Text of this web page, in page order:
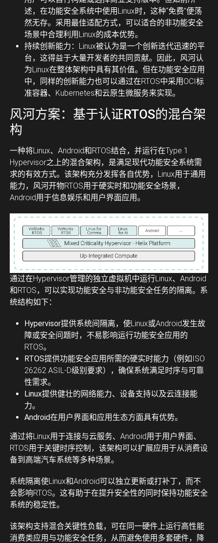
述，在功能安全系统中使用Linux时，这种“免费”便荡
然无存。采用最佳适配方式，可以适合的非功能安全
场景中合理利用Linux的成本优势。
持续创新能力： Linux被认为是一个创新迭代迅速的平
台，这得益于大量开发者的共同贡献。因此，风河认
为Linux在整体架构中具有其价值。但在功能安全应用
中，同样的创新能力也可以通过在RTOS中采用OCI标
准容器、Kubernetes和云原生微服务来实现。
风河方案：基于认证RTOS的混合架
构
一种将Linux、Android和RTOS结合，并运行在Type 1
Hypervisor之上的混合架构，是满足现代功能安全系统需
求的有效方式。该架构充分发挥各自优势，Linux用于通用
能力，风河开物RTOS用于硬实时和功能安全场景，
Android用于信息娱乐和用户界面应用。
通过在Hypervisor管理的独立虚拟机中运行Linux、Android
和RTOS，可以实现功能安全与非功能安全任务的隔离。系
统结构如下：
Hypervisor提供系统间隔离，使Linux或Android发生故
障或安全问题时，不易影响运行功能安全应用的
RTOS。
RTOS提供功能安全应用所需的硬实时能力（例如ISO
26262 ASIL-D级别要求），确保系统满足时序与可靠
性需求。
Linux提供健壮的网络能力、设备支持以及云连接能
力。
Android在用户界面和应用生态方面具有优势。
通过将Linux用于连接与云服务、Android用于用户界面、
RTOS用于关键时序控制，该架构可以扩展应用于从消费设
备到高端汽车系统等多种场景。
系统隔离使Linux和Android可以独立更新或打补丁，而不
会影响RTOS。这有助于在提升安全性的同时保持功能安全
系统的稳定性。
该架构支持混合关键性负载，可在同一硬件上运行高性能
消费类应用与功能安全任务，从而避免使用多套硬件，降